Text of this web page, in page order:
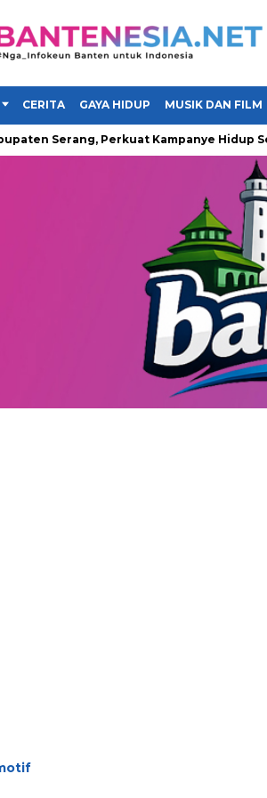
CERITA GAYA HIDUP MUSIK DAN FILM
Perkuat Kampanye Hidup Sehat